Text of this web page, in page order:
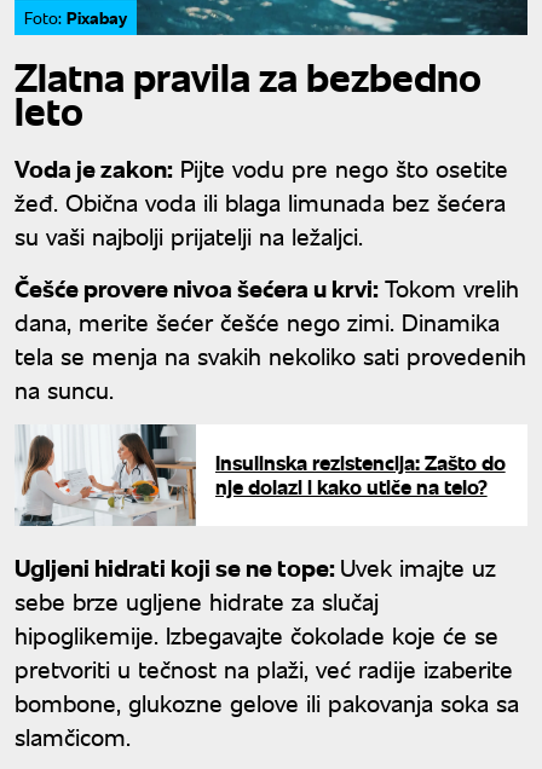
Foto: Pixabay
Zlatna pravila za bezbedno
leto
Voda je zakon: Pijte vodu pre nego što osetite
žeđ. Obična voda ili blaga limunada bez šećera
su vaši najbolji prijatelji na ležaljci.
Češće provere nivoa šećera u krvi:Tokom vrelih
dana, merite šećer češće nego zimi. Dinamika
tela se menja na svakih nekoliko sati provedenih
na suncu.
Insulinska rezistencija: Zašto do
nje dolazi i kako utiče na telo?
Ugljeni hidrati koji se ne tope:Uvek imajte uz
sebe brze ugljene hidrate za slučaj
hipoglikemije. Izbegavajte čokolade koje će se
pretvoriti u tečnost na plaži, već radije izaberite
bombone, glukozne gelove ili pakovanja soka sa
slamčicom.